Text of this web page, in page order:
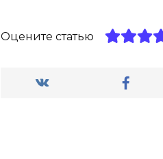
Оцените статью